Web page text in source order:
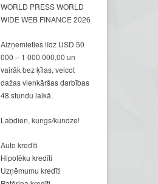
WORLD PRESS WORLD
WIDE WEB FINANCE 2026
Aizņemieties līdz USD 50
000 – 1 000 000,00 un
vairāk bez ķīlas, veicot
dažas vienkāršas darbības
48 stundu laikā.
Labdien, kungs/kundze!
Auto kredīti
Hipotēku kredīti
Uzņēmumu kredīti